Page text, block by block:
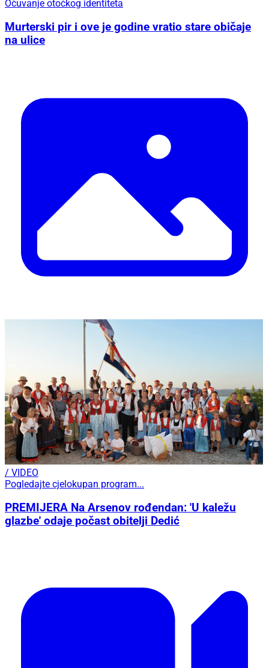
Očuvanje otočkog identiteta
Murterski pir i ove je godine vratio stare običaje
na ulice
/ VIDEO
Pogledajte cjelokupan program...
PREMIJERA Na Arsenov rođendan: 'U kaležu
glazbe' odaje počast obitelji Dedić